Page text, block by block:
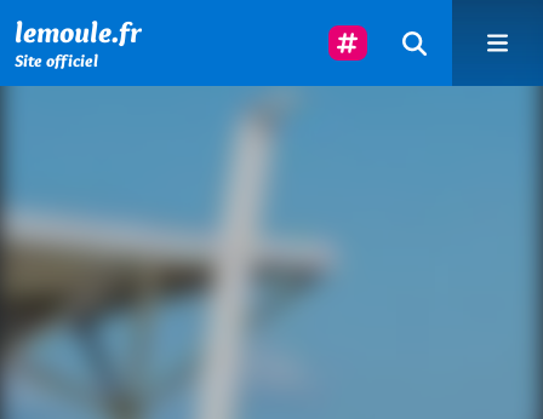
lemoule.fr
Site officiel
Suivez-Nous